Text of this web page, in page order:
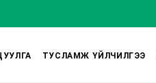
ТУСЛАМЖ ҮЙЛЧИЛГЭЭ